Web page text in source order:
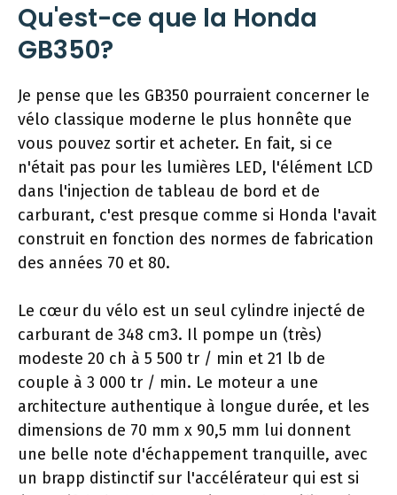
Qu'est-ce que la Honda
GB350?
Je pense que les GB350 pourraient concerner le
vélo classique moderne le plus honnête que
vous pouvez sortir et acheter. En fait, si ce
n'était pas pour les lumières LED, l'élément LCD
dans l'injection de tableau de bord et de
carburant, c'est presque comme si Honda l'avait
construit en fonction des normes de fabrication
des années 70 et 80.
Le cœur du vélo est un seul cylindre injecté de
carburant de 348 cm3. Il pompe un (très)
modeste 20 ch à 5 500 tr / min et 21 lb de
couple à 3 000 tr / min. Le moteur a une
architecture authentique à longue durée, et les
dimensions de 70 mm x 90,5 mm lui donnent
une belle note d'échappement tranquille, avec
un brapp distinctif sur l'accélérateur qui est si